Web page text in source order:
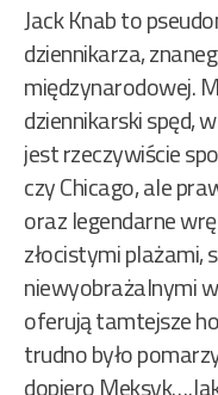
Jack Knab to
dziennikarza,
międzynarodowej.
dziennikarski spęd,
jest rzeczywiście
czy Chicago, ale
oraz legendarne
złocistymi plażami,
niewyobrażalnymi
oferują tamtejsze
trudno było
dopiero